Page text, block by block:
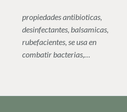
propiedades antibioticas,
desinfectantes, balsamicas,
rubefacientes, se usa en
combatir bacterias,…